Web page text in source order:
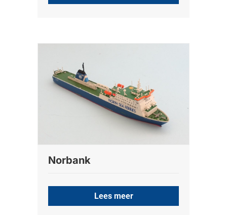
Norbank
Lees meer